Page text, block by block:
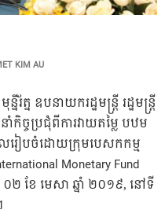
KIM AU
ត្ន ឧបនាយករដ្ឋមន្រ្តី រដ្ឋមន្រ្តី
កិច្ចប្រជុំពីការវាយតម្លៃ បឋម
លរៀបចំដោយក្រុមបេសកកម្ម
Monetary Fund
២ ខែ មេសា ឆ្នាំ ២០១៩, នៅទី